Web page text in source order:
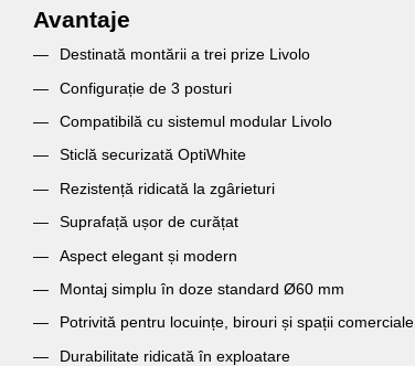
Avantaje
Destinată montării a trei prize Livolo
Configurație de 3 posturi
Compatibilă cu sistemul modular Livolo
Sticlă securizată OptiWhite
Rezistență ridicată la zgârieturi
Suprafață ușor de curățat
Aspect elegant și modern
Montaj simplu în doze standard Ø60 mm
Potrivită pentru locuințe, birouri și spații comerciale
Durabilitate ridicată în exploatare